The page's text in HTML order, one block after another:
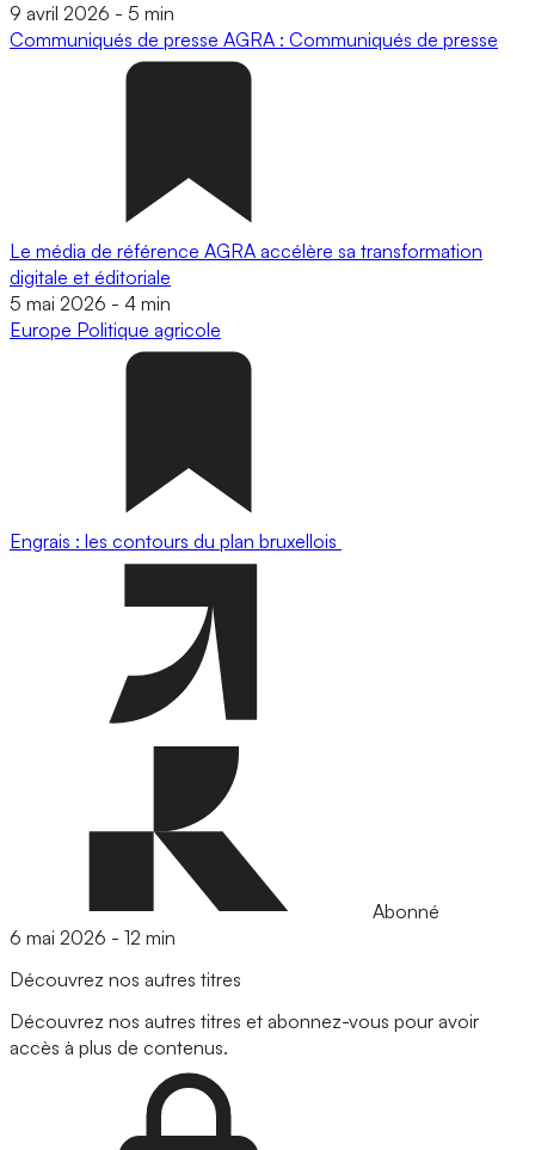
9 avril 2026 - 5 min
Communiqués de presse AGRA : Communiqués de presse
Le média de référence AGRA accélère sa transformation
digitale et éditoriale
5 mai 2026 - 4 min
Europe Politique agricole
Engrais : les contours du plan bruxellois
Abonné
6 mai 2026 - 12 min
Découvrez nos autres titres
Découvrez nos autres titres et abonnez-vous pour avoir
accès à plus de contenus.